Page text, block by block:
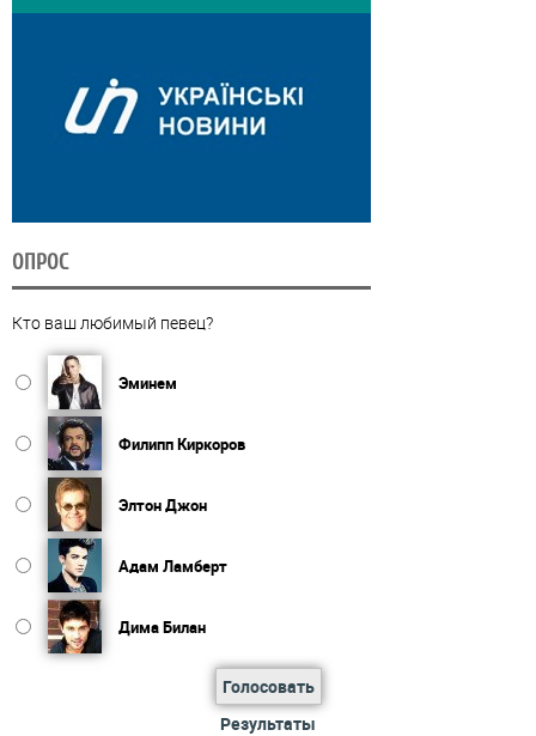
ОПРОС
Кто ваш любимый певец?
Эминем
Филипп Киркоров
Элтон Джон
Адам Ламберт
Дима Билан
Голосовать
Результаты